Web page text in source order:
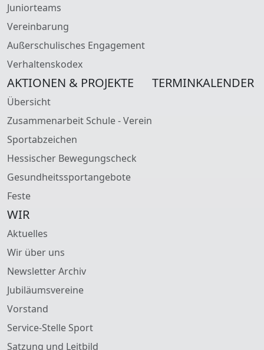
Juniorteams
Vereinbarung
Außerschulisches Engagement
Verhaltenskodex
AKTIONEN & PROJEKTE
Übersicht
Zusammenarbeit Schule - Verein
Sportabzeichen
Hessischer Bewegungscheck
Gesundheitssportangebote
Feste
TERMINKALENDER
WIR
Aktuelles
Wir über uns
Newsletter Archiv
Jubiläumsvereine
Vorstand
Service-Stelle Sport
Satzung und Leitbild